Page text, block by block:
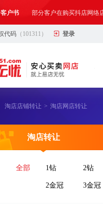
告诫书 为确保网络店铺的合法、
代码 （101311） 登录
淘店店铺转让 > 淘店网店转让
淘店转让
全部 1钻 2钻
2金冠 3金冠